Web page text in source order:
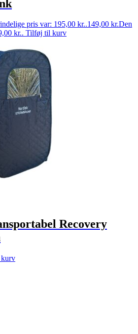
pris var: 195,00 kr..149,00 kr.Den
kr.. Tilføj til kurv
Recovery